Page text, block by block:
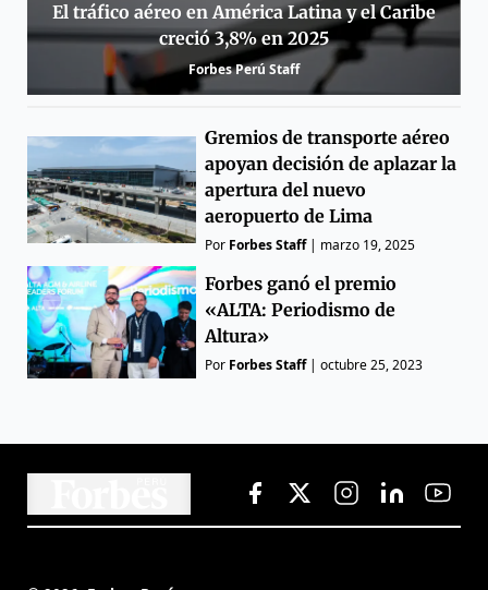
El tráfico aéreo en América Latina y el Caribe
creció 3,8% en 2025
Forbes Perú Staff
Gremios de transporte aéreo
apoyan decisión de aplazar la
apertura del nuevo
aeropuerto de Lima
Por Forbes Staff| marzo 19, 2025
Forbes ganó el premio
«ALTA: Periodismo de
Altura»
Por Forbes Staff|octubre 25, 2023